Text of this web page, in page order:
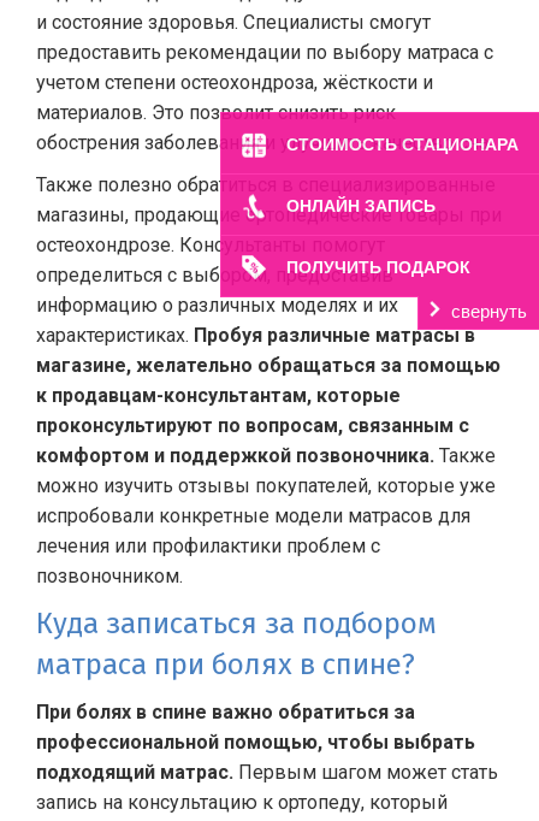
СТОИМОСТЬ СТАЦИОНАРА
ОНЛАЙН ЗАПИСЬ
ПОЛУЧИТЬ ПОДАРОК
свернуть
и состояние здоровья. Специалисты смогут
предоставить рекомендации по выбору матраса с
учетом степени остеохондроза, жёсткости и
материалов. Это позволит снизить риск
обострения заболевания и улучшить качество сна.
Также полезно обратиться в специализированные
магазины, продающие ортопедические товары при
остеохондрозе. Консультанты помогут
определиться с выбором, предоставив
информацию о различных моделях и их
характеристиках. Пробуя различные матрасы в
магазине, желательно обращаться за помощью
к продавцам-консультантам, которые
проконсультируют по вопросам, связанным с
комфортом и поддержкой позвоночника. Также
можно изучить отзывы покупателей, которые уже
испробовали конкретные модели матрасов для
лечения или профилактики проблем с
позвоночником.
Куда записаться за подбором
матраса при болях в спине?
При болях в спине важно обратиться за
профессиональной помощью, чтобы выбрать
подходящий матрас. Первым шагом может стать
запись на консультацию к ортопеду, который